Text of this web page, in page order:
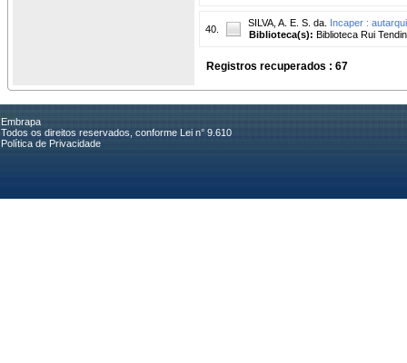
40.
SILVA, A. E. S. da. Incaper :
Biblioteca(s): Biblioteca Rui
Registros recuperados : 67
Embrapa
Todos os direitos reservados, conforme Lei n° 9.610
Política de Privacidade